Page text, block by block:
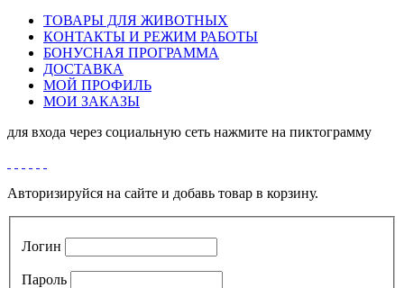
ТОВАРЫ ДЛЯ ЖИВОТНЫХ
КОНТАКТЫ И РЕЖИМ РАБОТЫ
БОНУСНАЯ ПРОГРАММА
ДОСТАВКА
МОЙ ПРОФИЛЬ
МОИ ЗАКАЗЫ
для входа через социальную сеть нажмите на пиктограмму
Авторизируйся на сайте и добавь товар в корзину.
Логин
Пароль